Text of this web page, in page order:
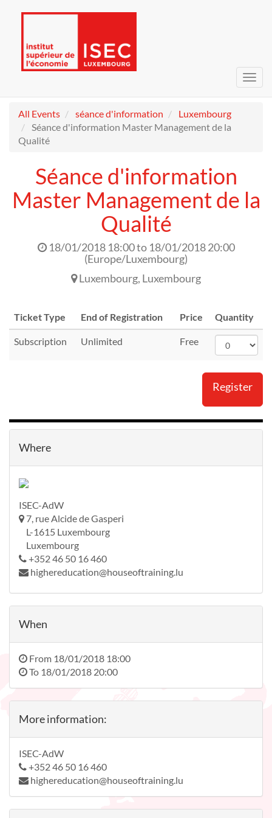
All Events
séance d'information
Luxembourg
Séance d'information Master Management de la
Qualité
Séance d'information
Master Management de la
Qualité
18/01/2018 18:00to 18/01/2018 20:00
(Europe/Luxembourg)
Luxembourg, Luxembourg
Ticket Type End of Registration Price Quantity
Subscription Unlimited Free
Register
Where
ISEC-AdW
7, rue Alcide de Gasperi
L-1615 Luxembourg
Luxembourg
+352 46 50 16 460
highereducation@houseoftraining.lu
When
From 18/01/2018 18:00
To 18/01/2018 20:00
More information:
ISEC-AdW
+352 46 50 16 460
highereducation@houseoftraining.lu